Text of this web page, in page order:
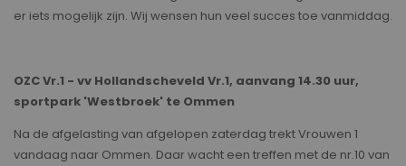
er iets mogelijk zijn. Wij wensen hun veel succes toe vanmiddag.
OZC Vr.1 - vv Hollandscheveld Vr.1, aanvang 14.30 uur,
sportpark 'Westbroek' te Ommen
Na de afgelasting van afgelopen zaterdag trekt Vrouwen 1
vandaag naar Ommen. Daar wacht een treffen met de nr.10 van